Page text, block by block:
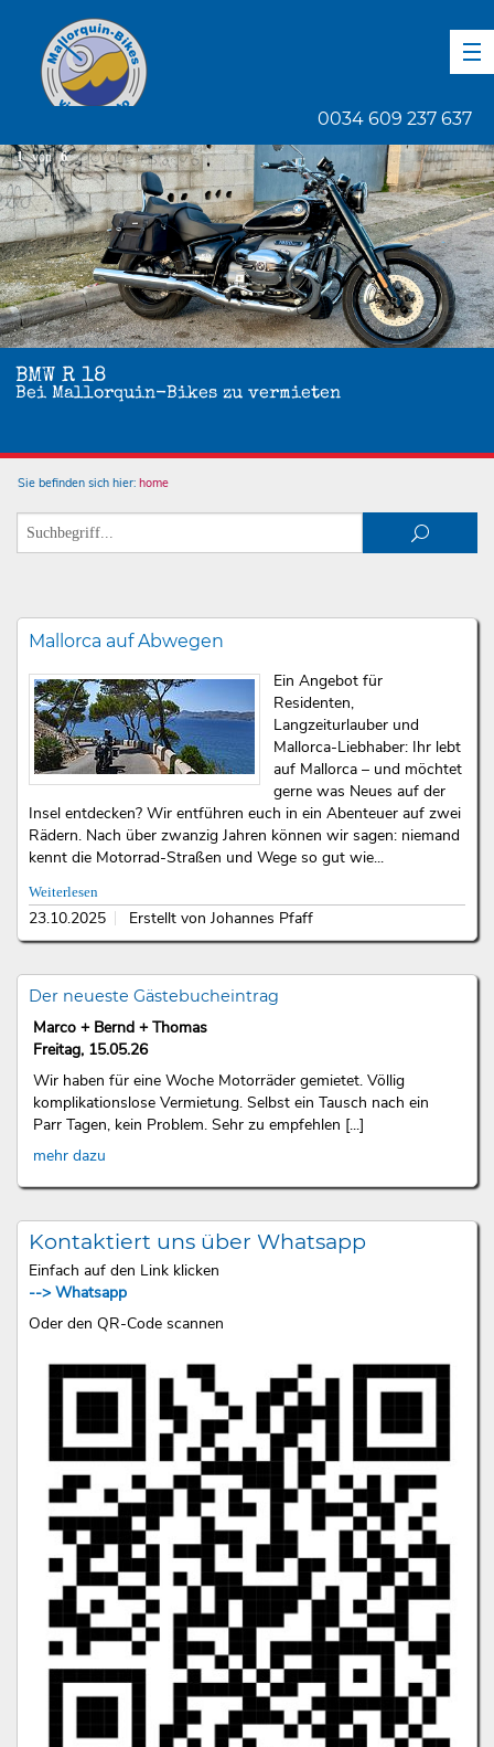
0034 609 237 637
BMW R 18
Bei Mallorquin-Bikes zu vermieten
1 von 6
Sie befinden sich hier: home
Mallorca auf Abwegen
Ein Angebot für
Residenten,
Langzeiturlauber und
Mallorca-Liebhaber: Ihr lebt
auf Mallorca – und möchtet
gerne was Neues auf der
Insel entdecken? Wir entführen euch in ein Abenteuer auf zwei
Rädern. Nach über zwanzig Jahren können wir sagen: niemand
kennt die Motorrad-Straßen und Wege so gut wie...
Weiterlesen
23.10.2025 Erstellt von Johannes Pfaff
Der neueste Gästebucheintrag
Marco + Bernd + Thomas
Freitag, 15.05.26
Wir haben für eine Woche Motorräder gemietet. Völlig
komplikationslose Vermietung. Selbst ein Tausch nach ein
Parr Tagen, kein Problem. Sehr zu empfehlen [...]
mehr dazu
Kontaktiert uns über Whatsapp
Einfach auf den Link klicken
--> Whatsapp
Oder den QR-Code scannen